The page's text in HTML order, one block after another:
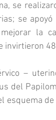
se
se
la
invirtieron
–
del